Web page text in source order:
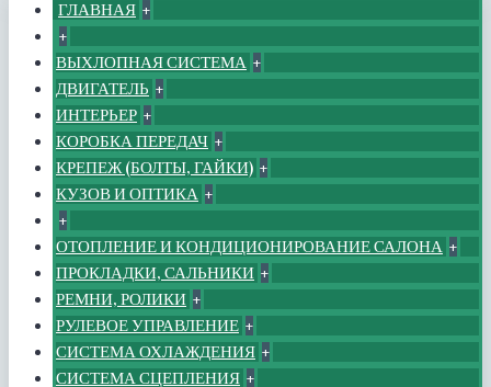
ГЛАВНАЯ +
+
ВЫХЛОПНАЯ СИСТЕМА +
ДВИГАТЕЛЬ +
ИНТЕРЬЕР +
КОРОБКА ПЕРЕДАЧ +
КРЕПЕЖ (БОЛТЫ, ГАЙКИ) +
КУЗОВ И ОПТИКА +
+
ОТОПЛЕНИЕ И КОНДИЦИОНИРОВАНИЕ САЛОНА +
ПРОКЛАДКИ, САЛЬНИКИ +
РЕМНИ, РОЛИКИ +
РУЛЕВОЕ УПРАВЛЕНИЕ +
СИСТЕМА ОХЛАЖДЕНИЯ +
СИСТЕМА СЦЕПЛЕНИЯ +